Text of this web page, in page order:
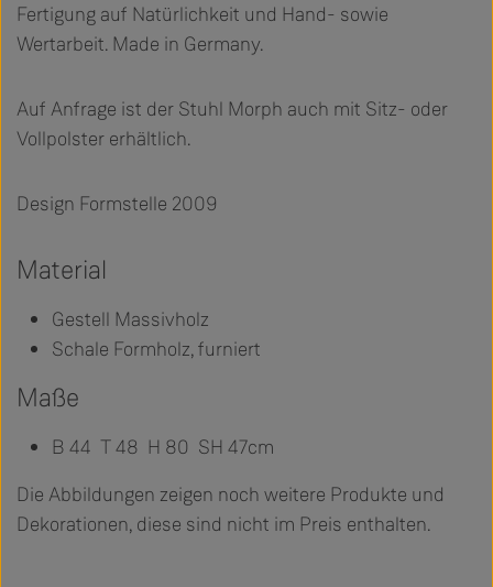
Fertigung auf Natürlichkeit und Hand- sowie
Wertarbeit. Made in Germany.
Auf Anfrage ist der Stuhl Morph auch mit Sitz- oder
Vollpolster erhältlich.
Design Formstelle 2009
Material
Gestell Massivholz
Schale Formholz, furniert
Maße
B 44 T 48 H 80 SH 47cm
Die Abbildungen zeigen noch weitere Produkte und
Dekorationen, diese sind nicht im Preis enthalten.